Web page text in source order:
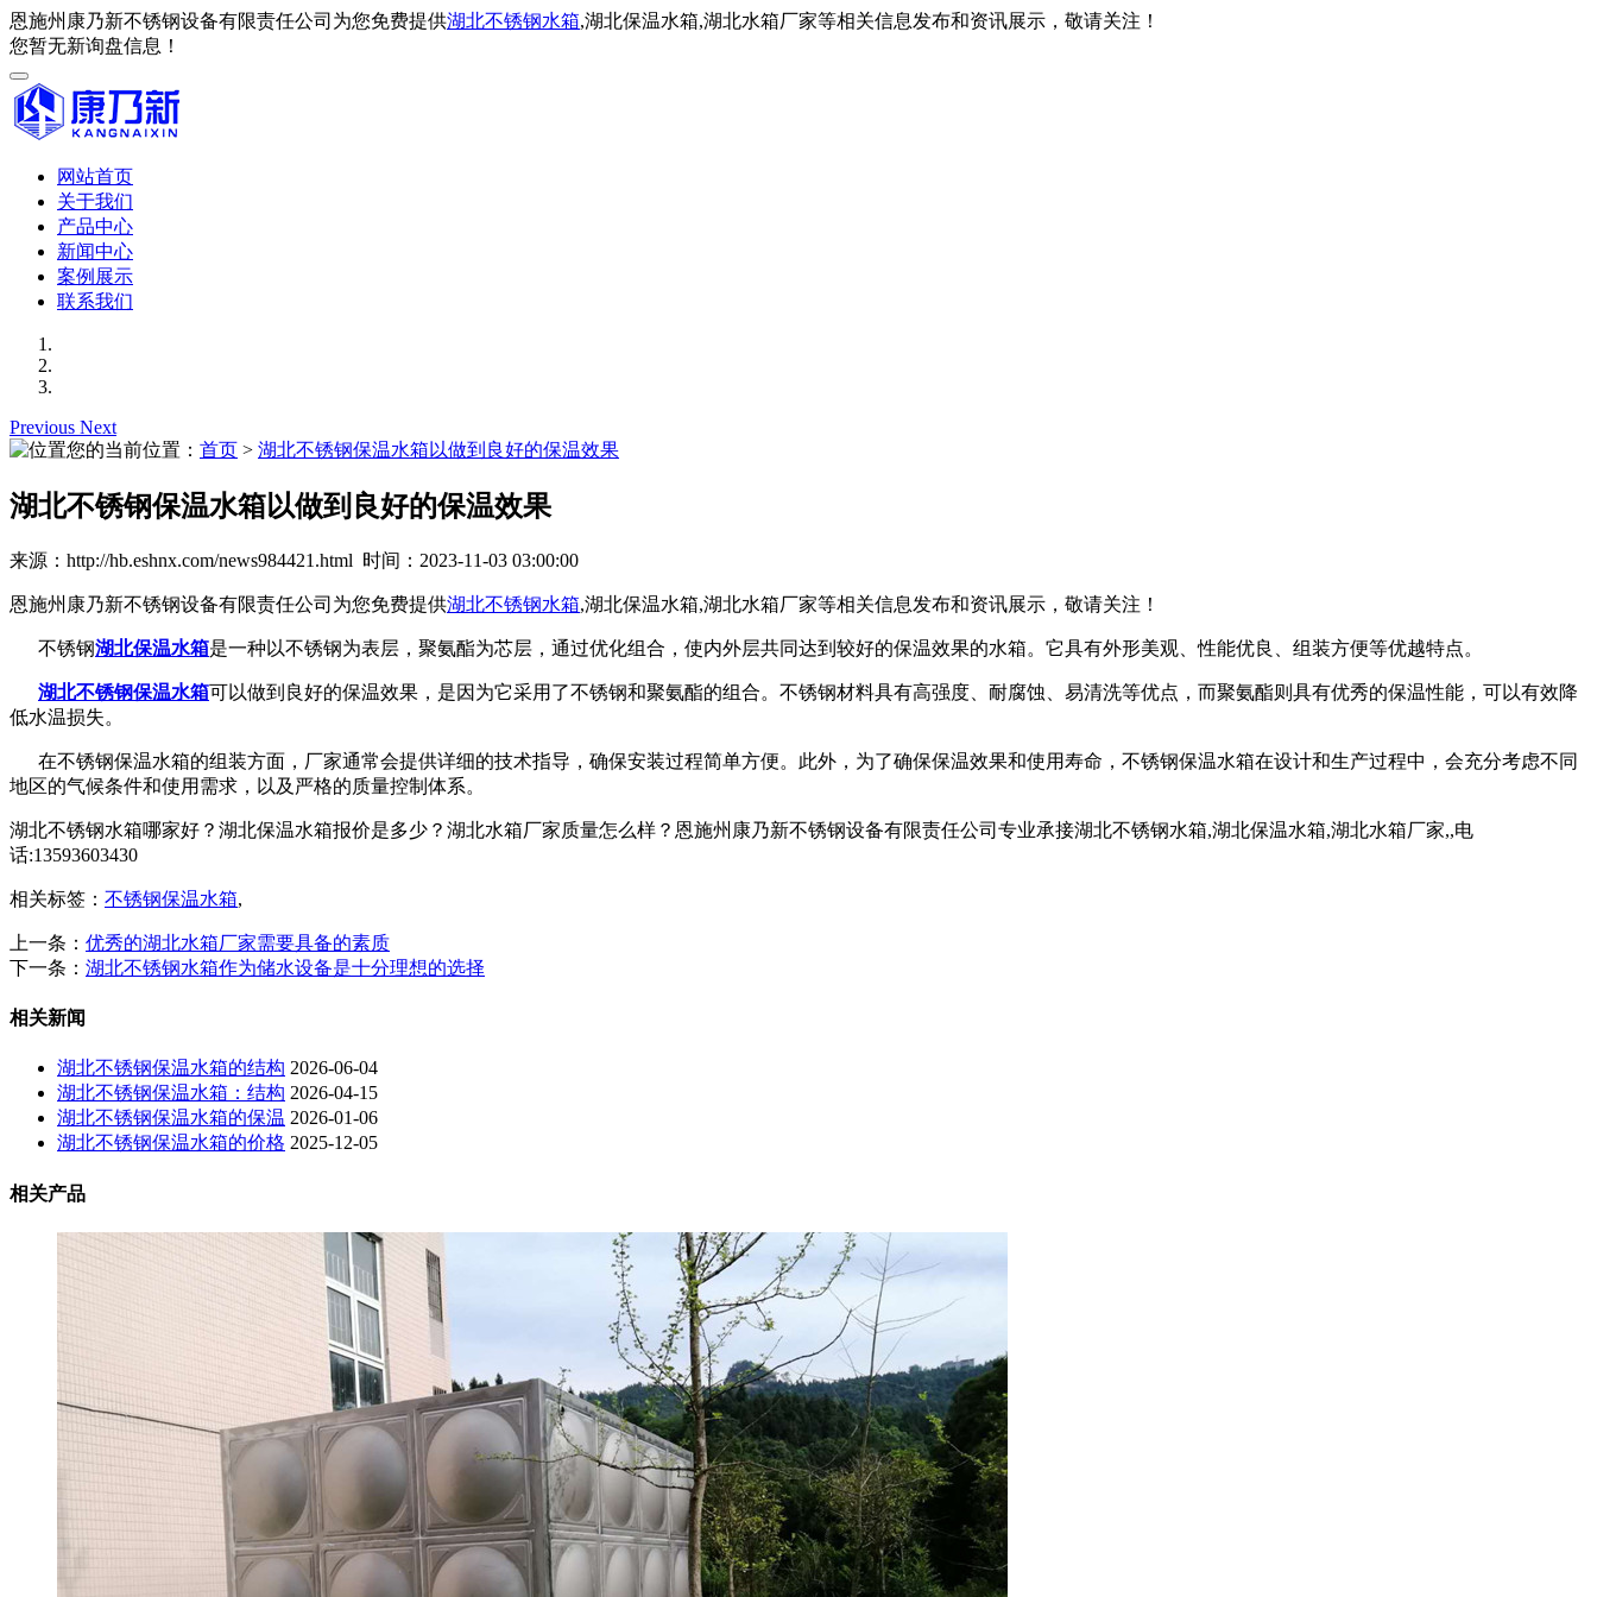
恩施州康乃新不锈钢设备有限责任公司为您免费提供湖北不锈钢水箱,湖北保温水箱,湖北水箱厂家等相关信息发布和资讯展示，敬请关注！
您暂无新询盘信息！
网站首页
关于我们
产品中心
新闻中心
案例展示
联系我们
Previous Next
您的当前位置： 首页 > 湖北不锈钢保温水箱以做到良好的保温效果
湖北不锈钢保温水箱以做到良好的保温效果
来源：http://hb.eshnx.com/news984421.html 时间：2023-11-03 03:00:00
恩施州康乃新不锈钢设备有限责任公司为您免费提供湖北不锈钢水箱,湖北保温水箱,湖北水箱厂家等相关信息发布和资讯展示，敬请关注！
不锈钢湖北保温水箱是一种以不锈钢为表层，聚氨酯为芯层，通过优化组合，使内外层共同达到较好的保温效果的水箱。它具有外形美观、性能优良、组装方便等优越特点。
湖北不锈钢保温水箱可以做到良好的保温效果，是因为它采用了不锈钢和聚氨酯的组合。不锈钢材料具有高强度、耐腐蚀、易清洗等优点，而聚氨酯则具有优秀的保温性能，可以有效降
低水温损失。
在不锈钢保温水箱的组装方面，厂家通常会提供详细的技术指导，确保安装过程简单方便。此外，为了确保保温效果和使用寿命，不锈钢保温水箱在设计和生产过程中，会充分考虑不同
地区的气候条件和使用需求，以及严格的质量控制体系。
湖北不锈钢水箱哪家好？湖北保温水箱报价是多少？湖北水箱厂家质量怎么样？恩施州康乃新不锈钢设备有限责任公司专业承接湖北不锈钢水箱,湖北保温水箱,湖北水箱厂家,,电
话:13593603430
相关标签： 不锈钢保温水箱,
上一条： 优秀的湖北水箱厂家需要具备的素质
下一条： 湖北不锈钢水箱作为储水设备是十分理想的选择
相关新闻
湖北不锈钢保温水箱的结构 2026-06-04
湖北不锈钢保温水箱：结构 2026-04-15
湖北不锈钢保温水箱的保温 2026-01-06
湖北不锈钢保温水箱的价格 2025-12-05
相关产品